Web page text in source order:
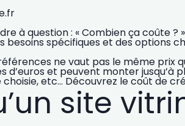
à question : « Combien ça coûte
besoins spécifiques et des options
ne vaut pas le même prix
et peuvent monter jusqu’à
etc… Découvrez lecoût de
site